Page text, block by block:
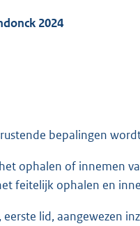
2024
bepalingen
ophalen of innemen
feitelijk ophalen en
lid, aangewezen